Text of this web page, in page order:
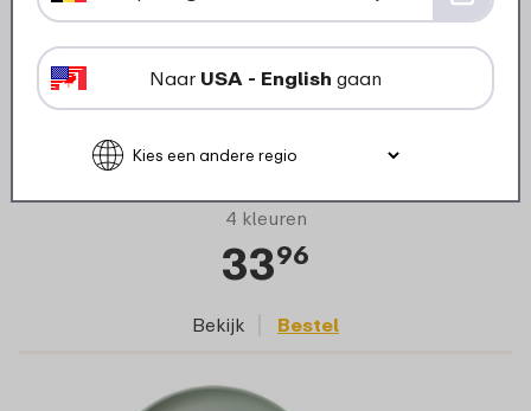
Diep bord Silueta 210 mm set 4 stuks -
4 kleuren
3396
Bekijk Bestel
Naar USA - English gaan